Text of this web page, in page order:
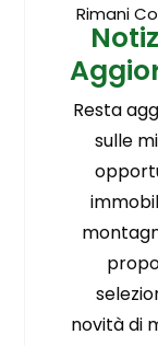
Rimani
Resta
sulle
novità di